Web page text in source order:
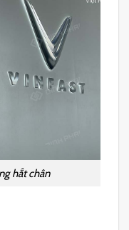
hắt chân